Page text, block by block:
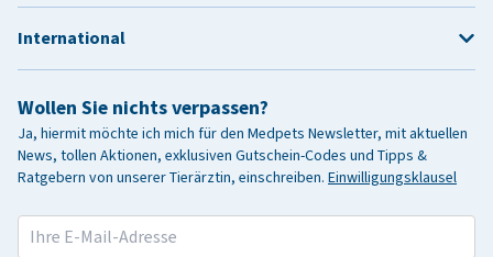
Wollen Sie nichts verpassen?
Ja, hiermit möchte ich mich für den Medpets Newsletter, mit aktuellen
News, tollen Aktionen, exklusiven Gutschein-Codes und Tipps &
Ratgebern von unserer Tierärztin, einschreiben. Einwilligungsklausel
International